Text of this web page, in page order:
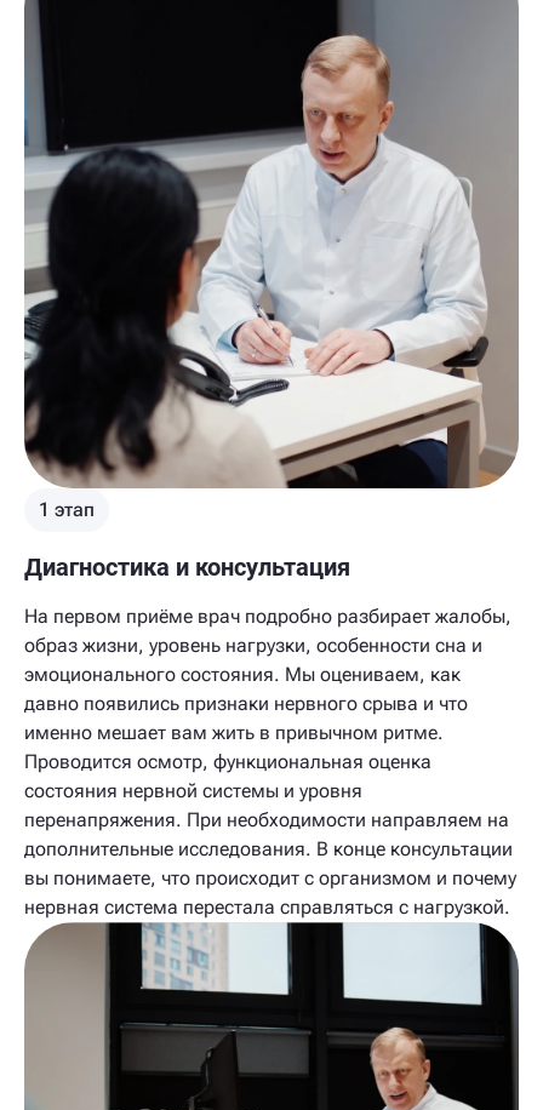
1 этап
Диагностика и консультация
На первом приёме врач подробно разбирает жалобы,
образ жизни, уровень нагрузки, особенности сна и
эмоционального состояния. Мы оцениваем, как
давно появились признаки нервного срыва и что
именно мешает вам жить в привычном ритме.
Проводится осмотр, функциональная оценка
состояния нервной системы и уровня
перенапряжения. При необходимости направляем на
дополнительные исследования. В конце консультации
вы понимаете, что происходит с организмом и почему
нервная система перестала справляться с нагрузкой.